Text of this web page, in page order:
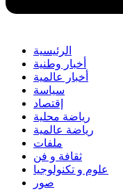
الرئيسية
أخبار وطنية
أخبار عالمية
سياسة
إقتصاد
رياضة محلية
رياضة عالمية
ملفات
ثقافة و فن
علوم و تكنولوجيا
صور